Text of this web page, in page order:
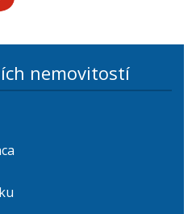
nemovitostí